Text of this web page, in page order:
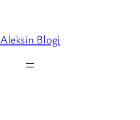
Aleksin Blogi